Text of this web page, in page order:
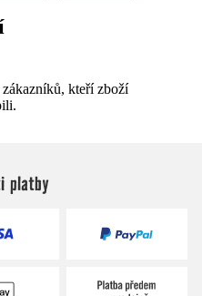
kteří zboží
platby